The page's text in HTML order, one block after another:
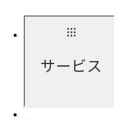
サービス